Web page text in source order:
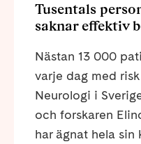
Tusentals
saknar effektiv
Nästan 13 000
varje dag med
Neurologi i
och forskaren
har ägnat hela